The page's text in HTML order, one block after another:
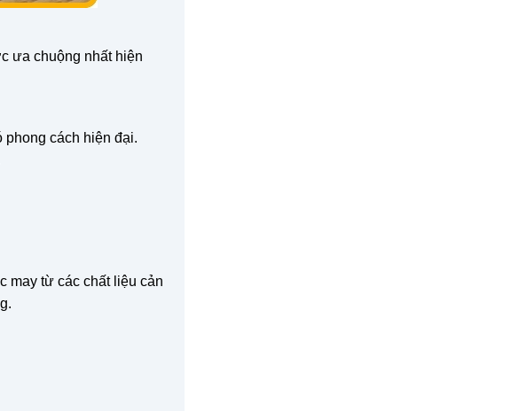
ưa chuộng nhất hiện
cách hiện đại.
may từ các chất liệu cản